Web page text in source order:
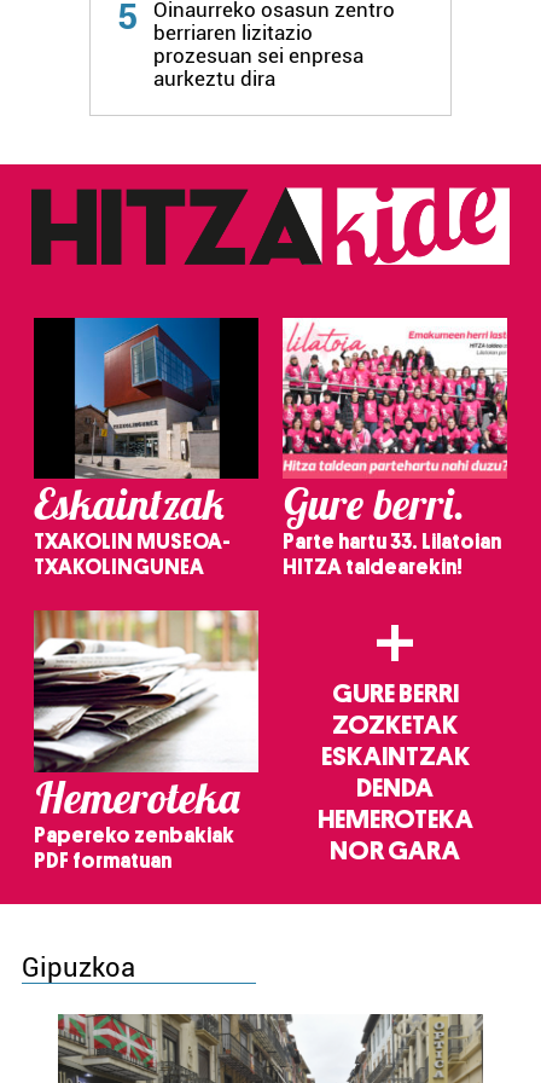
5
Oinaurreko osasun zentro
berriaren lizitazio
prozesuan sei enpresa
aurkeztu dira
Eskaintzak
TXAKOLIN MUSEOA-
TXAKOLINGUNEA
Gure berri.
Parte hartu 33. Lilatoian
HITZA taldearekin!
Hemeroteka
Papereko zenbakiak
PDF formatuan
+
GURE BERRI
ZOZKETAK
ESKAINTZAK
DENDA
HEMEROTEKA
NOR GARA
Gipuzkoa